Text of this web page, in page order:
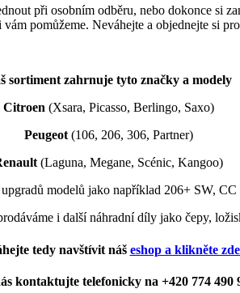
při osobním odběru, nebo dokonce si
vám pomůžeme. Neváhejte a objednejte si
sortiment zahrnuje tyto značky a modely
Citroen (Xsara, Picasso, Berlingo, Saxo)
Peugeot(106, 206, 306, Partner)
(Laguna, Megane, Scénic, Kangoo)
modelů jako například 206+ SW, CC
i další náhradní díly jako čepy,
tedy navštívit náš eshop a klikněte
kontaktujte telefonicky na +420 774 490